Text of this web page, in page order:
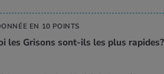
EN 10 POINTS
les Gri­sons sont-ils les plus rapides?